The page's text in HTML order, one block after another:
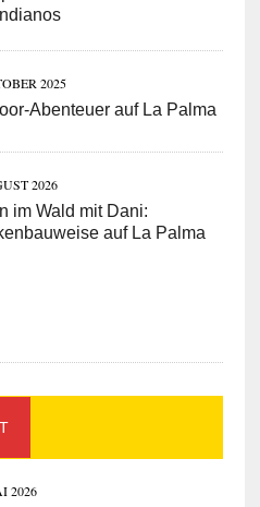
2025
Abenteuer auf La Palma
2026
im Wald mit Dani:
auf La Palma
2026